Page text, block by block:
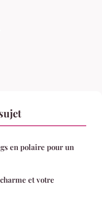
en polaire pour un
et votre